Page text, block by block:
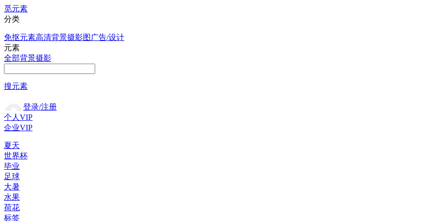
觅元素
分类
免抠元素高清背景摄影图 广告/设计
元素
全部背景摄影
搜元素
登录/注册
个人VIP
企业VIP
夏天
世界杯
毕业
足球
大暑
水果
荷花
标签